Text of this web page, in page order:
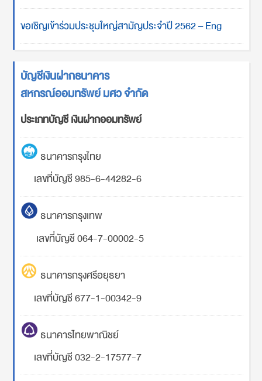
ขอเชิญเข้าร่วมประชุมใหญ่สามัญประจำปี 2562 – Eng
บัญชีเงินฝากธนาคาร
สหกรณ์ออมทรัพย์ มศว จำกัด
ประเภทบัญชี เงินฝากออมทรัพย์
ธนาคารกรุงไทย
เลขที่บัญชี 985-6-44282-6
ธนาคารกรุงเทพ
เลขที่บัญชี 064-7-00002-5
ธนาคารกรุงศรีอยุธยา
เลขที่บัญชี 677-1-00342-9
ธนาคารไทยพาณิชย์
เลขที่บัญชี 032-2-17577-7